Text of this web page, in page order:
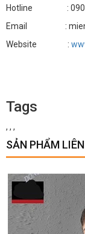
Hotline :
Email :
Website :
Tags
, , ,
SẢN PHẨM